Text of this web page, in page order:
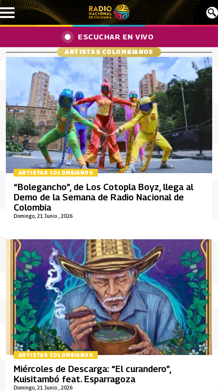
Pasar al contenido principal
ESCUCHAR EN VIVO
ARTISTAS COLOMBIANOS
ARTISTAS COLOMBIANOS
Domingo, 21 Junio , 2026
“Bolegancho”, de Los Cotopla Boyz, llega al
Demo de la Semana de Radio Nacional de
Colombia
ARTISTAS COLOMBIANOS
Domingo, 21 Junio , 2026
Miércoles de Descarga: “El curandero”,
Kuisitambó feat. Esparragoza